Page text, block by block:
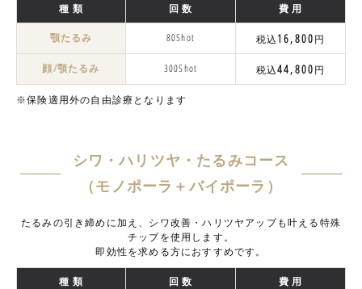
種 類 回 数 費 用
顎たるみ 80Shot 税込16,800円
顔/顎たるみ 300Shot 税込44,800円
※保険適用外の自由診療となります
シワ・ハリツヤ・たるみコース
（モノポーラ＋バイポーラ）
たるみの引き締めに加え、シワ改善・ハリツヤアップも叶える特殊
チップを使用します。
即効性を求める方におすすめです。
種 類 回 数 費 用